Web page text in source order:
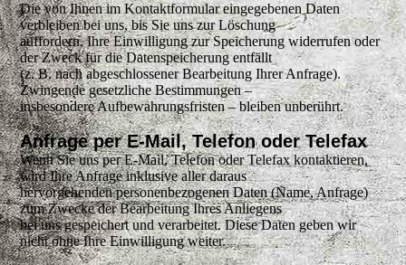
Die von Ihnen im Kontaktformular eingegebenen Daten
verbleiben bei uns, bis Sie uns zur Löschung
auffordern, Ihre Einwilligung zur Speicherung widerrufen oder
der Zweck für die Datenspeicherung entfällt
(z. B. nach abgeschlossener Bearbeitung Ihrer Anfrage).
Zwingende gesetzliche Bestimmungen –
insbesondere Aufbewahrungsfristen – bleiben unberührt.
Anfrage per E-Mail, Telefon oder Telefax
Wenn Sie uns per E-Mail, Telefon oder Telefax kontaktieren,
wird Ihre Anfrage inklusive aller daraus
hervorgehenden personenbezogenen Daten (Name, Anfrage)
zum Zwecke der Bearbeitung Ihres Anliegens
bei uns gespeichert und verarbeitet. Diese Daten geben wir
nicht ohne Ihre Einwilligung weiter.